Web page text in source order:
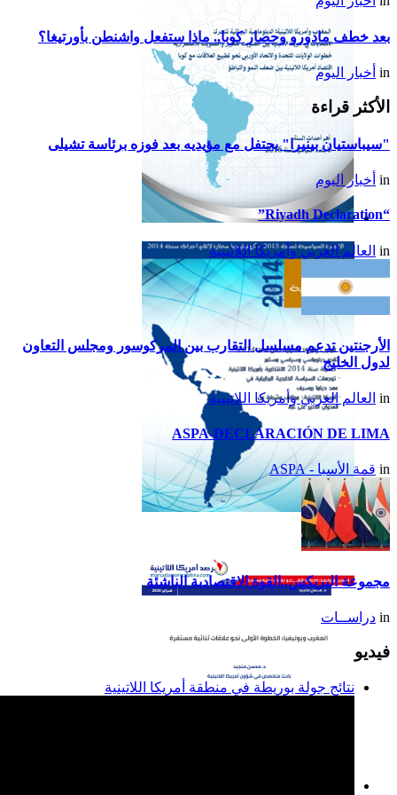
تقرير أمريكا اللاتينية لسنة
2015
تقرير أمريكا اللاتينية لسنة
2014
بعد خطف مادورو وحصار كوبا.. ماذا ستفعل واشنطن بأورتيغا؟
in أخبار اليوم
الأكثر قراءة
"سيباستيان بينيرا" يحتفل مع مؤيديه بعد فوزه برئاسة تشيلى
in أخبار اليوم
“Riyadh Declaration”
in العالم العربي وأمريكا اللاتينية
الأرجنتين تدعم مسلسل التقارب بين المركوسور ومجلس التعاون
لدول الخليج
in العالم العربي وأمريكا اللاتينية
ASPA-DECLARACIÓN DE LIMA
in قمة الأسبا - ASPA
مجموعة البريكس..القوة الاقتصادية الناشئة
in دراســات
فيديو
نتائج جولة بوريطة في منطقة أمريكا اللاتينية